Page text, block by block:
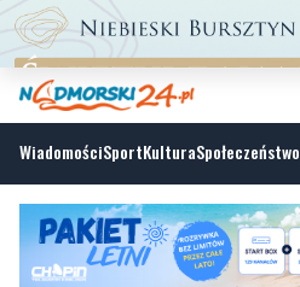
WiadomościSportKulturaSpołeczeństwo